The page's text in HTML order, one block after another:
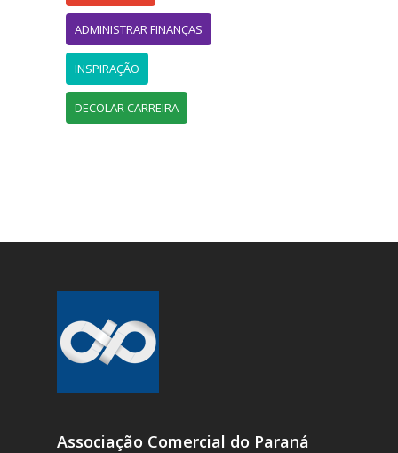
ADMINISTRAR FINANÇAS
INSPIRAÇÃO
DECOLAR CARREIRA
Associação Comercial do Paraná